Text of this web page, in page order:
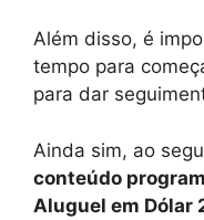
Além disso, é
tempo para
para dar
Ainda sim, ao
conteúdo
Aluguel em Dólar